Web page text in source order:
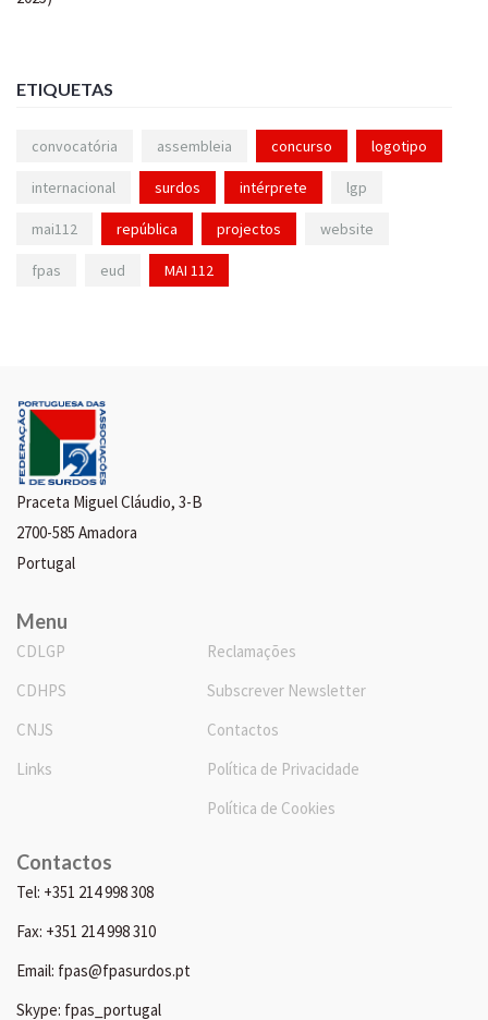
ETIQUETAS
convocatória assembleia concurso logotipo
internacional surdos intérprete lgp
mai112 república projectos website
fpas eud MAI 112
Praceta Miguel Cláudio, 3-B
2700-585 Amadora
Portugal
Menu
CDLGP
CDHPS
CNJS
Links
Reclamações
Subscrever Newsletter
Contactos
Política de Privacidade
Política de Cookies
Contactos
Tel: +351 214 998 308
Fax: +351 214 998 310
Email: fpas@fpasurdos.pt
Skype: fpas_portugal